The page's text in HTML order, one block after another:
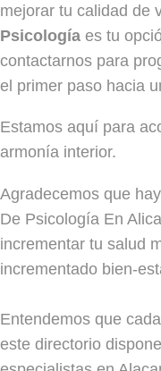
mejorar tu calidad de
Psicología es tu
contactarnos para
el primer paso hacia
Estamos aquí para
armonía interior.
Agradecemos que
De Psicología En
incrementar tu salud
incrementado bien-
Entendemos que
este directorio